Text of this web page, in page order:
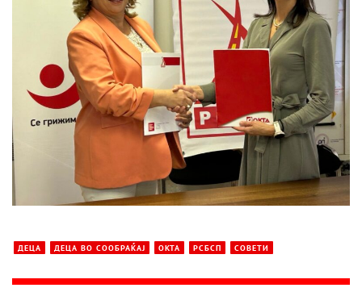
ДЕЦА ДЕЦА ВО СООБРАЌАЈ ОКТА РСБСП СОВЕТИ